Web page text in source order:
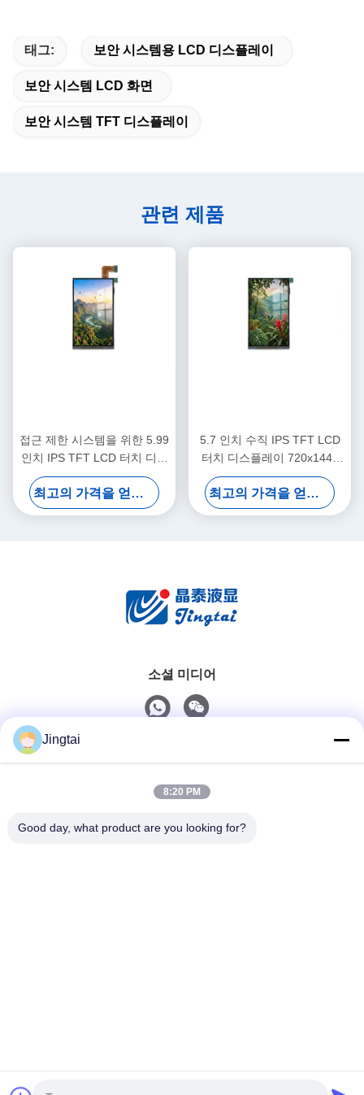
태그: 보안 시스템용 LCD 디스플레이
보안 시스템 LCD 화면
보안 시스템 TFT 디스플레이
관련 제품
접근 제한 시스템을 위한 5.99
인치 IPS TFT LCD 터치 디스
플레이 모듈 720x1440 MIPI
최고의 가격을 얻으십시오
5.7 인치 수직 IPS TFT LCD
터치 디스플레이 720x1440
MIPI 보안 시스템
최고의 가격을 얻으십시오
소셜 미디어
0086-755-27491128
Shenzhen Jingtai Liquid Crystal Display Technology Co.,Ltd. . 판
Jingtai
8:20 PM
Good day, what product are you looking for?